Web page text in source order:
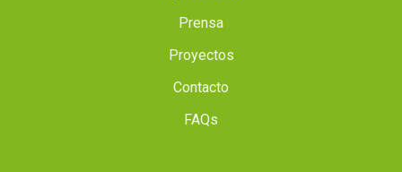
Prensa
Proyectos
Contacto
FAQs